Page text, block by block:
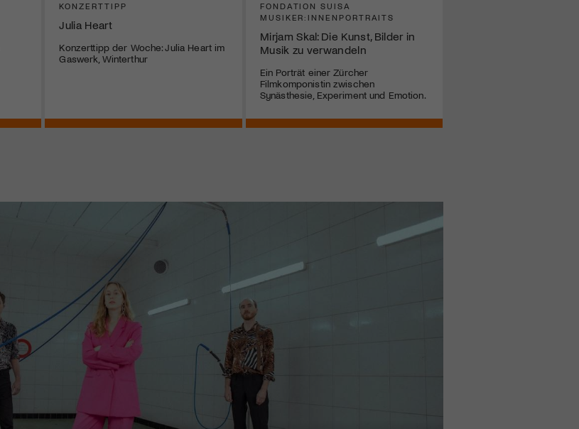
KONZERTTIPP
Julia Heart
Konzerttipp der Woche: Julia Heart im
Gaswerk, Winterthur
FONDATION SUISA
MUSIKER:INNENPORTRAITS
Mirjam Skal: Die Kunst, Bilder in
Musik zu verwandeln
Ein Porträt einer Zürcher
Filmkomponistin zwischen
Synästhesie, Experiment und Emotion.